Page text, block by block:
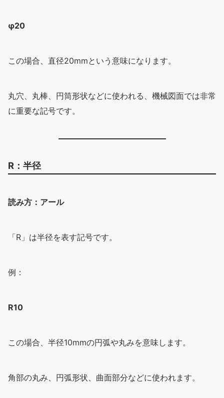
φ20
この場合、直径20mmという意味になります。
丸穴、丸棒、円筒形状などに使われる、機械図面では非常
に重要な記号です。
R：半径
読み方：アール
「R」は半径を表す記号です。
例：
R10
この場合、半径10mmの円弧や丸みを意味します。
角部の丸み、円弧形状、曲面部分などに使われます。